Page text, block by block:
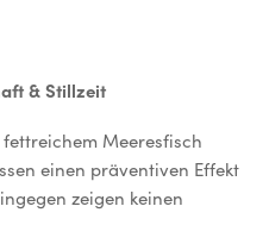
& Stillzeit
Meeresfisch
einen präventiven Effekt
zeigen keinen